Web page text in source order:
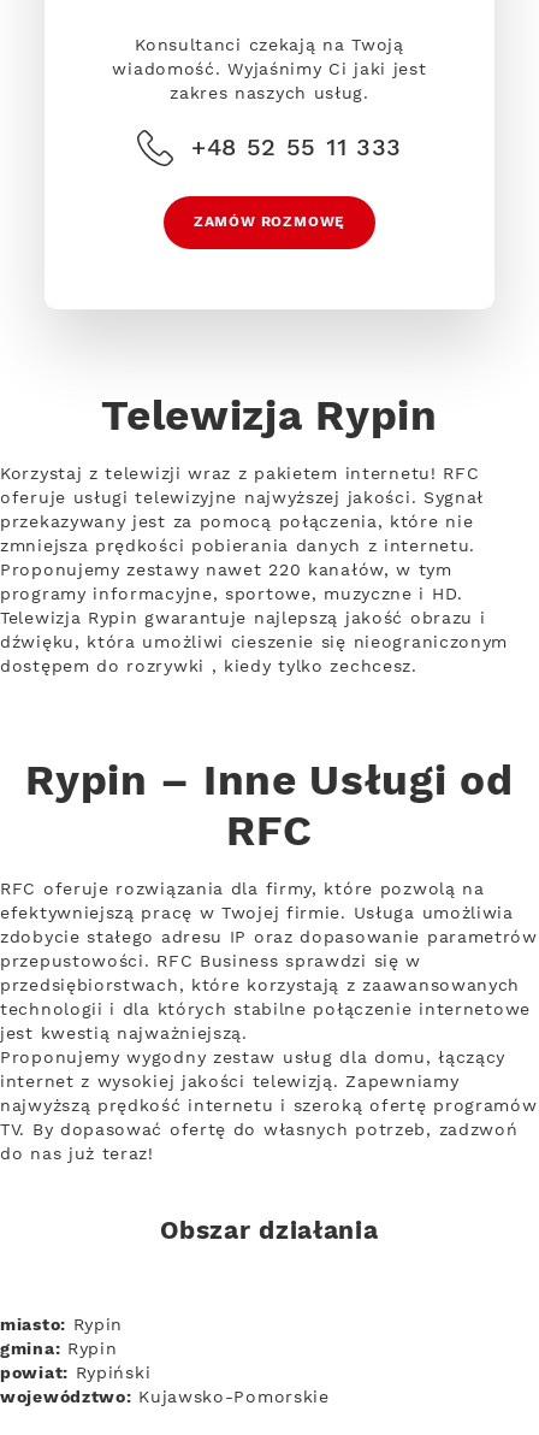
Konsultanci czekają na Twoją
wiadomość. Wyjaśnimy Ci jaki jest
zakres naszych usług.
+48 52 55 11 333
ZAMÓW ROZMOWĘ
Telewizja Rypin
Korzystaj z telewizji wraz z pakietem internetu! RFC
oferuje usługi telewizyjne najwyższej jakości. Sygnał
przekazywany jest za pomocą połączenia, które nie
zmniejsza prędkości pobierania danych z internetu.
Proponujemy zestawy nawet 220 kanałów, w tym
programy informacyjne, sportowe, muzyczne i HD.
Telewizja Rypin gwarantuje najlepszą jakość obrazu i
dźwięku, która umożliwi cieszenie się nieograniczonym
dostępem do rozrywki , kiedy tylko zechcesz.
Rypin – Inne Usługi od
RFC
RFC oferuje rozwiązania dla firmy, które pozwolą na
efektywniejszą pracę w Twojej firmie. Usługa umożliwia
zdobycie stałego adresu IP oraz dopasowanie parametrów
przepustowości. RFC Business sprawdzi się w
przedsiębiorstwach, które korzystają z zaawansowanych
technologii i dla których stabilne połączenie internetowe
jest kwestią najważniejszą.
Proponujemy wygodny zestaw usług dla domu, łączący
internet z wysokiej jakości telewizją. Zapewniamy
najwyższą prędkość internetu i szeroką ofertę programów
TV. By dopasować ofertę do własnych potrzeb, zadzwoń
do nas już teraz!
Obszar działania
miasto: Rypin
gmina: Rypin
powiat: Rypiński
województwo: Kujawsko-Pomorskie